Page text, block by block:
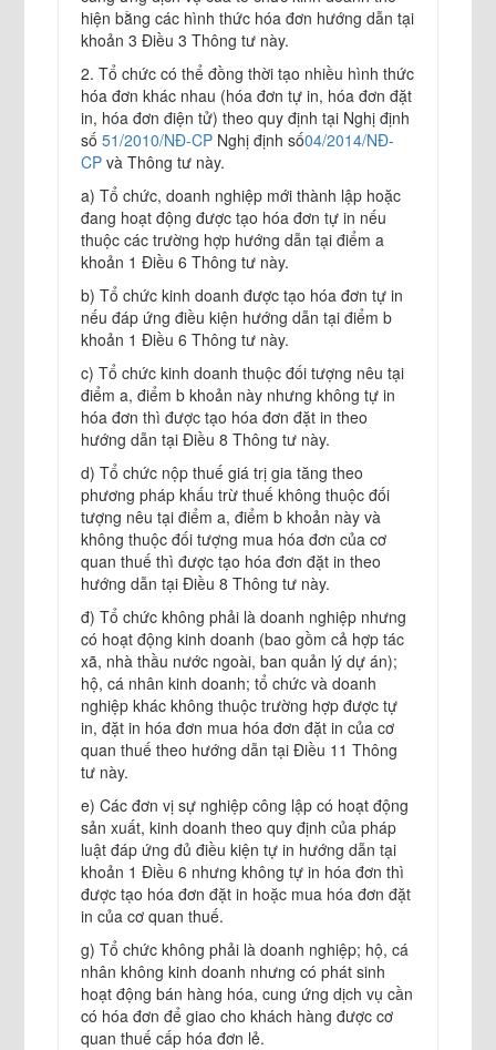
hiện bằng các hình thức hóa đơn hướng dẫn tại
khoản 3 Điều 3 Thông tư này.
2. Tổ chức có thể đồng thời tạo nhiều hình thức
hóa đơn khác nhau (hóa đơn tự in, hóa đơn đặt
in, hóa đơn điện tử) theo quy định tại Nghị định
số51/2010/NĐ-CP Nghị định số04/2014/NĐ-
CP và Thông tư này.
a) Tổ chức, doanh nghiệp mới thành lập hoặc
đang hoạt động được tạo hóa đơn tự in nếu
thuộc các trường hợp hướng dẫn tại điểm a
khoản 1 Điều 6 Thông tư này.
b) Tổ chức kinh doanh được tạo hóa đơn tự in
nếu đáp ứng điều kiện hướng dẫn tại điểm b
khoản 1 Điều 6 Thông tư này.
c) Tổ chức kinh doanh thuộc đối tượng nêu tại
điểm a, điểm b khoản này nhưng không tự in
hóa đơn thì được tạo hóa đơn đặt in theo
hướng dẫn tại Điều 8 Thông tư này.
d) Tổ chức nộp thuế giá trị gia tăng theo
phương pháp khấu trừ thuế không thuộc đối
tượng nêu tại điểm a, điểm b khoản này và
không thuộc đối tượng mua hóa đơn của cơ
quan thuế thì được tạo hóa đơn đặt in theo
hướng dẫn tại Điều 8 Thông tư này.
đ) Tổ chức không phải là doanh nghiệp nhưng
có hoạt động kinh doanh (bao gồm cả hợp tác
xã, nhà thầu nước ngoài, ban quản lý dự án);
hộ, cá nhân kinh doanh; tổ chức và doanh
nghiệp khác không thuộc trường hợp được tự
in, đặt in hóa đơn mua hóa đơn đặt in của cơ
quan thuế theo hướng dẫn tại Điều 11 Thông
tư này.
e) Các đơn vị sự nghiệp công lập có hoạt động
sản xuất, kinh doanh theo quy định của pháp
luật đáp ứng đủ điều kiện tự in hướng dẫn tại
khoản 1 Điều 6 nhưng không tự in hóa đơn thì
được tạo hóa đơn đặt in hoặc mua hóa đơn đặt
in của cơ quan thuế.
g) Tổ chức không phải là doanh nghiệp; hộ, cá
nhân không kinh doanh nhưng có phát sinh
hoạt động bán hàng hóa, cung ứng dịch vụ cần
có hóa đơn để giao cho khách hàng được cơ
quan thuế cấp hóa đơn lẻ.